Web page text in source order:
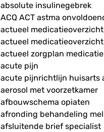
absolute insulinegebrek
ACQ ACT astma
actueel medicatieoverzicht
actueel
actueel zorgplan
acute pijn
acute pijnrichtlijn huisarts
aerosol met voorzetkamer
afbouwschema opiaten
afronding behandeling
afsluitende brief specialist